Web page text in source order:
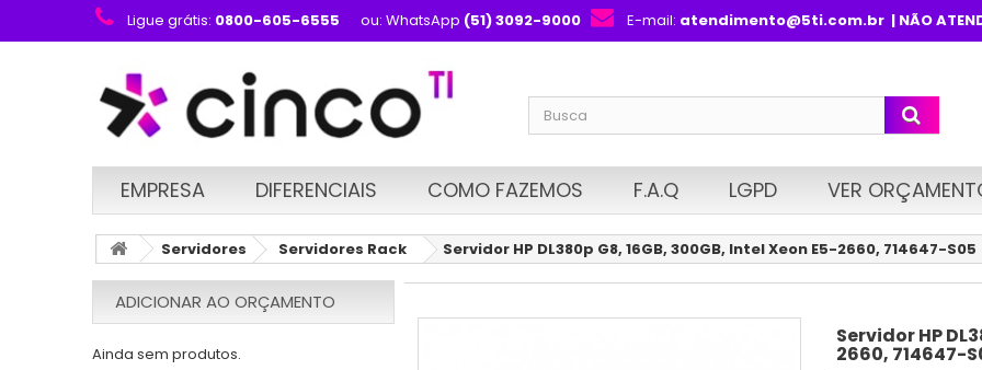
Ligue grátis: 0800-605-6555 ou: WhatsApp (51) 3092-9000 E-mail: atendimento@5ti.com.br| NÃO
EMPRESA DIFERENCIAIS COMO FAZEMOS F.A.Q LGPD VER
Servidores Servidores Rack Servidor HP DL380p G8, 16GB, 300GB, Intel Xeon E5-2660, 714647-S05
ADICIONAR AO ORÇAMENTO
Ainda sem produtos.
Servidor HP
2660, 714647-